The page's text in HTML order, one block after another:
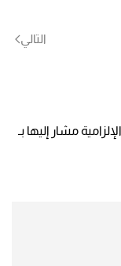
التالي
مشار إليها بـ